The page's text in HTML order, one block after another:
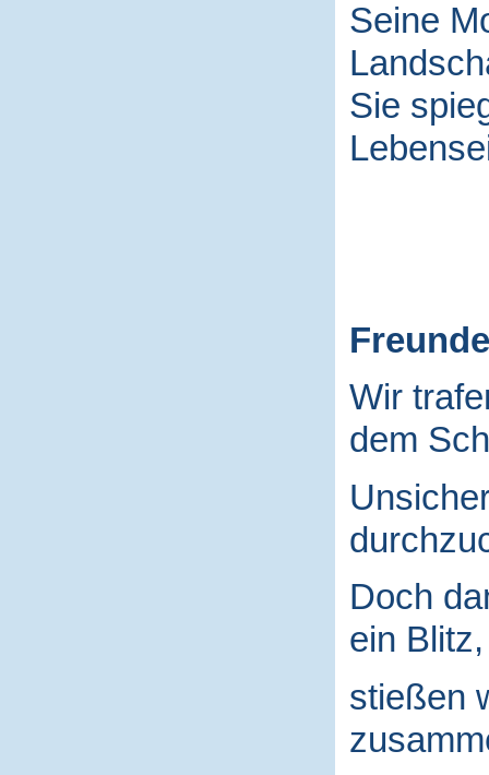
Seine
Sie
Freunde
Wir
dem
Doch
ein Blitz,
stießen